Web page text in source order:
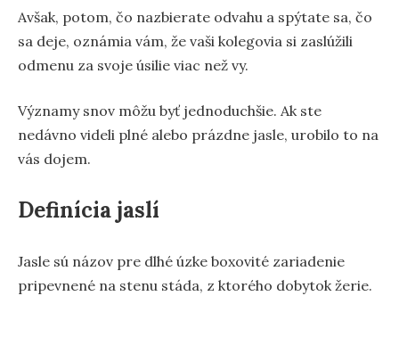
Avšak, potom, čo nazbierate odvahu a spýtate sa, čo
sa deje, oznámia vám, že vaši kolegovia si zaslúžili
odmenu za svoje úsilie viac než vy.
Významy snov môžu byť jednoduchšie. Ak ste
nedávno videli plné alebo prázdne jasle, urobilo to na
vás dojem.
Definícia jaslí
Jasle sú názov pre dlhé úzke boxovité zariadenie
pripevnené na stenu stáda, z ktorého dobytok žerie.